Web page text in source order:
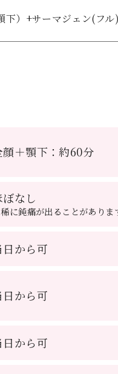
）+サーマジェン(フル)
顔＋顎下：約60分
ぼなし
に鈍痛が出ることがありま
日から可
日から可
日から可